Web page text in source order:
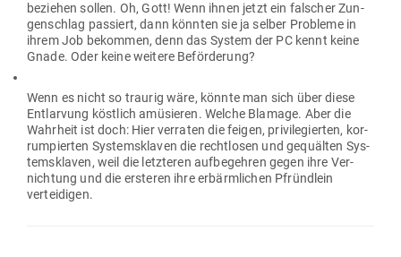
beziehen sollen. Oh, Gott! Wenn ihnen jetzt ein fal­scher Zun­
gen­schlag pas­siert, dann könnten sie ja selber Pro­bleme in
ihrem Job bekommen, denn das System der PC kennt keine
Gnade. Oder keine weitere Beförderung?
Wenn es nicht so traurig wäre, könnte man sich über diese
Ent­larvung köstlich amü­sieren. Welche Blamage. Aber die
Wahrheit ist doch: Hier ver­raten die feigen, pri­vi­le­gierten, kor­
rum­pierten Sys­tem­sklaven die recht­losen und gequälten Sys­
tem­sklaven, weil die letz­teren auf­be­gehren gegen ihre Ver­
nichtung und die ers­teren ihre erbärm­lichen Pfründlein
verteidigen.